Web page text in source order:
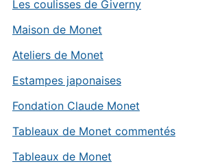
Les coulisses de Giverny
Maison de Monet
Ateliers de Monet
Estampes japonaises
Fondation Claude Monet
Tableaux de Monet commentés
Tableaux de Monet